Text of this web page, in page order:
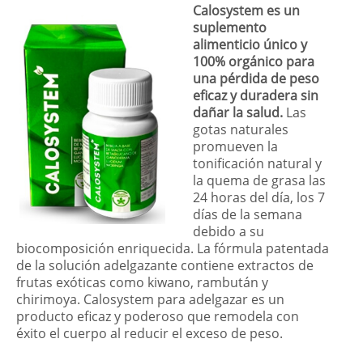
Calosystem es un
suplemento
alimenticio único y
100% orgánico para
una pérdida de peso
eficaz y duradera sin
dañar la salud. Las
gotas naturales
promueven la
tonificación natural y
la quema de grasa las
24 horas del día, los 7
días de la semana
debido a su
biocomposición enriquecida. La fórmula patentada
de la solución adelgazante contiene extractos de
frutas exóticas como kiwano, rambután y
chirimoya. Calosystem para adelgazar es un
producto eficaz y poderoso que remodela con
éxito el cuerpo al reducir el exceso de peso.